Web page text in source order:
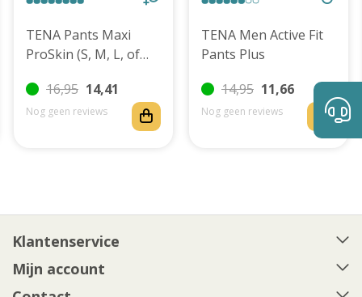
TENA Pants Maxi
ProSkin (S, M, L, of
16,95 14,41
Nog geen reviews
TENA Men Active Fit
Pants Plus
14,95 11,66
Nog geen reviews
Klantenservice
Mijn account